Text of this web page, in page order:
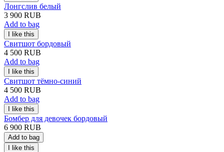
Лонгслив белый
3 900 RUB
Add to bag
Свитшот бордовый
4 500 RUB
Add to bag
Свитшот тёмно-синий
4 500 RUB
Add to bag
Бомбер для девочек бордовый
6 900 RUB
Add to bag